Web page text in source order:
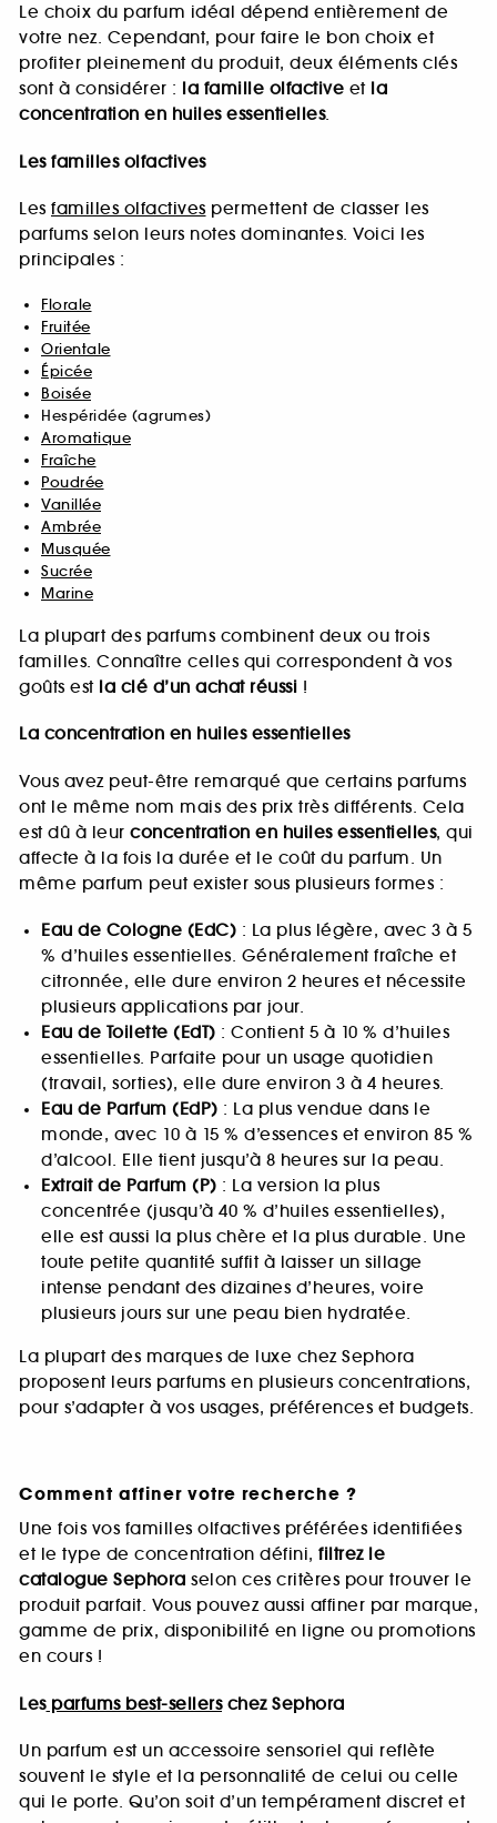
Le choix du parfum idéal dépend entièrement de
votre nez. Cependant, pour faire le bon choix et
profiter pleinement du produit, deux éléments clés
sont à considérer : la famille olfactive et la
concentration en huiles essentielles.
Les familles olfactives
Les familles olfactives permettent de classer les
parfums selon leurs notes dominantes. Voici les
principales :
Florale
Fruitée
Orientale
Épicée
Boisée
Hespéridée (agrumes)
Aromatique
Fraîche
Poudrée
Vanillée
Ambrée
Musquée
Sucrée
Marine
La plupart des parfums combinent deux ou trois
familles. Connaître celles qui correspondent à vos
goûts est la clé d’un achat réussi !
La concentration en huiles essentielles
Vous avez peut-être remarqué que certains parfums
ont le même nom mais des prix très différents. Cela
est dû à leur concentration en huiles essentielles, qui
affecte à la fois la durée et le coût du parfum. Un
même parfum peut exister sous plusieurs formes :
Eau de Cologne (EdC) : La plus légère, avec 3 à 5
% d’huiles essentielles. Généralement fraîche et
citronnée, elle dure environ 2 heures et nécessite
plusieurs applications par jour.
Eau de Toilette (EdT) : Contient 5 à 10 % d’huiles
essentielles. Parfaite pour un usage quotidien
(travail, sorties), elle dure environ 3 à 4 heures.
Eau de Parfum (EdP) : La plus vendue dans le
monde, avec 10 à 15 % d’essences et environ 85 %
d’alcool. Elle tient jusqu’à 8 heures sur la peau.
Extrait de Parfum (P) : La version la plus
concentrée (jusqu’à 40 % d’huiles essentielles),
elle est aussi la plus chère et la plus durable. Une
toute petite quantité suffit à laisser un sillage
intense pendant des dizaines d’heures, voire
plusieurs jours sur une peau bien hydratée.
La plupart des marques de luxe chez Sephora
proposent leurs parfums en plusieurs concentrations,
pour s’adapter à vos usages, préférences et budgets.
Comment affiner votre recherche ?
Une fois vos familles olfactives préférées identifiées
et le type de concentration défini, filtrez le
catalogue Sephora selon ces critères pour trouver le
produit parfait. Vous pouvez aussi affiner par marque,
gamme de prix, disponibilité en ligne ou promotions
en cours !
Lesparfums best-sellerschez Sephora
Un parfum est un accessoire sensoriel qui reflète
souvent le style et la personnalité de celui ou celle
qui le porte. Qu’on soit d’un tempérament discret et